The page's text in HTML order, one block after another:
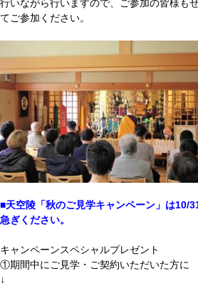
行いながら行いますので、ご参加の皆様も
てご参加ください。
■天空陵「秋のご見学キャンペーン」は10/
急ぎください。
キャンペーンスペシャルプレゼント
①期間中にご見学・ご契約いただいた方に
↓